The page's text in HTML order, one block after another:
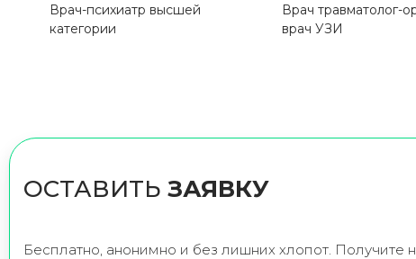
Врач-психиатр высшей
категории
Врач травматолог-
врач УЗИ
ОСТАВИТЬ ЗАЯВКУ
Бесплатно, анонимно и без лишних хлопот. Получите